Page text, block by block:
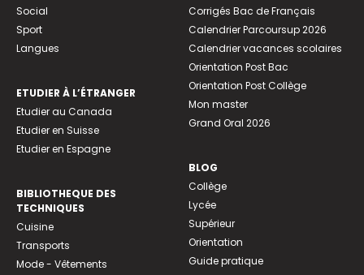
Social
Sport
Langues
ETUDIER À L’ÉTRANGER
Etudier au Canada
Etudier en Suisse
Etudier en Espagne
BIBLIOTHEQUE DES
TECHNIQUES
Cuisine
Transports
Mode - Vêtements
Corrigés Bac de Français
Calendrier Parcoursup 2026
Calendrier vacances scolaires
Orientation Post Bac
Orientation Post Collège
Mon master
Grand Oral 2026
BLOG
Collège
Lycée
Supérieur
Orientation
Guide pratique